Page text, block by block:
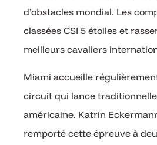
d’obstacles mondial. Les
classées CSI 5 étoiles et
meilleurs cavaliers
Miami accueille
circuit qui lance
américaine. Katrin
remporté cette épreuve à